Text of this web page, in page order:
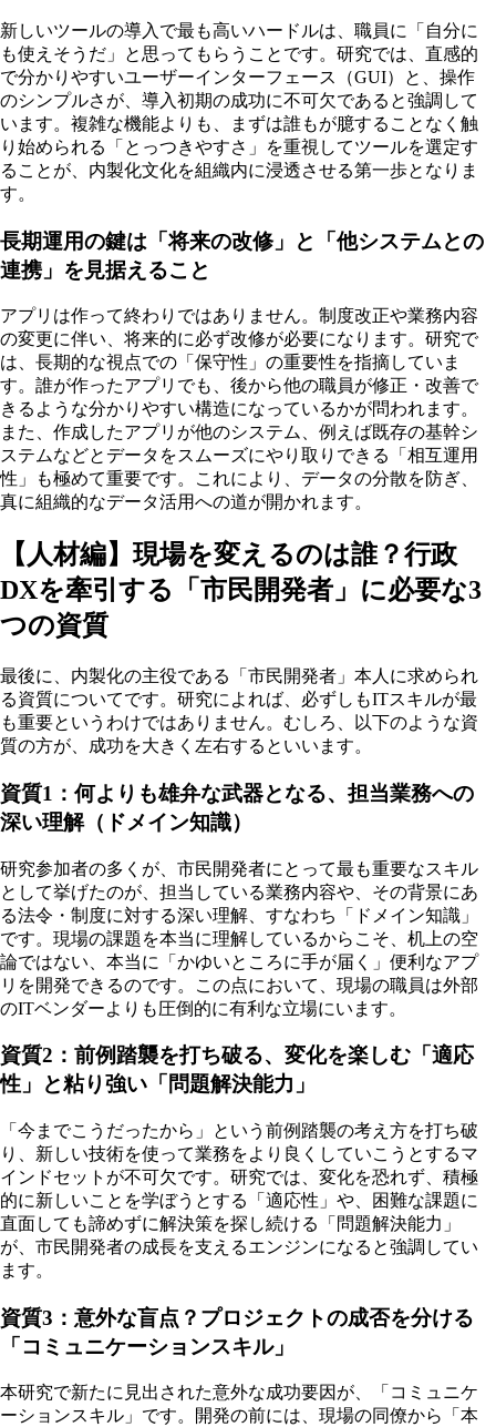
新しいツールの導入で最も高いハードルは、職員に「自分に
も使えそうだ」と思ってもらうことです。研究では、直感的
で分かりやすいユーザーインターフェース（GUI）と、操作
のシンプルさが、導入初期の成功に不可欠であると強調して
います。複雑な機能よりも、まずは誰もが臆することなく触
り始められる「とっつきやすさ」を重視してツールを選定す
ることが、内製化文化を組織内に浸透させる第一歩となりま
す。
長期運用の鍵は「将来の改修」と「他システムとの
連携」を見据えること
アプリは作って終わりではありません。制度改正や業務内容
の変更に伴い、将来的に必ず改修が必要になります。研究で
は、長期的な視点での「保守性」の重要性を指摘していま
す。誰が作ったアプリでも、後から他の職員が修正・改善で
きるような分かりやすい構造になっているかが問われます。
また、作成したアプリが他のシステム、例えば既存の基幹シ
ステムなどとデータをスムーズにやり取りできる「相互運用
性」も極めて重要です。これにより、データの分散を防ぎ、
真に組織的なデータ活用への道が開かれます。
【人材編】現場を変えるのは誰？行政
DXを牽引する「市民開発者」に必要な3
つの資質
最後に、内製化の主役である「市民開発者」本人に求められ
る資質についてです。研究によれば、必ずしもITスキルが最
も重要というわけではありません。むしろ、以下のような資
質の方が、成功を大きく左右するといいます。
資質1：何よりも雄弁な武器となる、担当業務への
深い理解（ドメイン知識）
研究参加者の多くが、市民開発者にとって最も重要なスキル
として挙げたのが、担当している業務内容や、その背景にあ
る法令・制度に対する深い理解、すなわち「ドメイン知識」
です。現場の課題を本当に理解しているからこそ、机上の空
論ではない、本当に「かゆいところに手が届く」便利なアプ
リを開発できるのです。この点において、現場の職員は外部
のITベンダーよりも圧倒的に有利な立場にいます。
資質2：前例踏襲を打ち破る、変化を楽しむ「適応
性」と粘り強い「問題解決能力」
「今までこうだったから」という前例踏襲の考え方を打ち破
り、新しい技術を使って業務をより良くしていこうとするマ
インドセットが不可欠です。研究では、変化を恐れず、積極
的に新しいことを学ぼうとする「適応性」や、困難な課題に
直面しても諦めずに解決策を探し続ける「問題解決能力」
が、市民開発者の成長を支えるエンジンになると強調してい
ます。
資質3：意外な盲点？プロジェクトの成否を分ける
「コミュニケーションスキル」
本研究で新たに見出された意外な成功要因が、「コミュニケ
ーションスキル」です。開発の前には、現場の同僚から「本